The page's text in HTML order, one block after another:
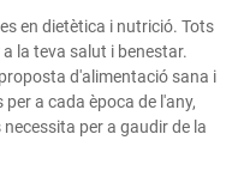
en dietètica i nutrició. Tots
la teva salut i benestar.
d'alimentació sana i
a cada època de l'any,
per a gaudir de la